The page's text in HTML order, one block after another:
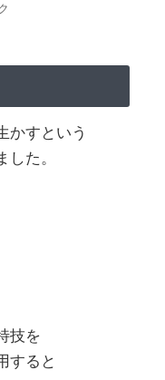
かすという
た。
技を
すると